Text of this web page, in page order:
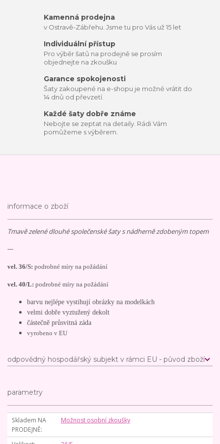
Kamenná prodejna
v Ostravě-Zábřehu. Jsme tu pro Vás už 15 let
Individuální přístup
Pro výběr šatů na prodejně se prosím
objednejte na zkoušku
Garance spokojenosti
Šaty zakoupené na e-shopu je možné vrátit do
14 dnů od převzetí.
Každé šaty dobře známe
Nebojte se zeptat na detaily. Rádi Vám
pomůžeme s výběrem.
informace o zboží
Tmavě zelené dlouhé společenské šaty s nádherně zdobeným topem
---
vel. 36/S: podrobné míry na požádání
vel. 40/L: podrobné míry na požádání
barvu nejlépe vystihují obrázky na modelkách
velmi dobře vyztužený dekolt
částečně průsvitná záda
vyrobeno v EU
odpovědný hospodářský subjekt v rámci EU - původ zboží
parametry
Skladem NA
PRODEJNĚ
Možnost osobní zkoušky